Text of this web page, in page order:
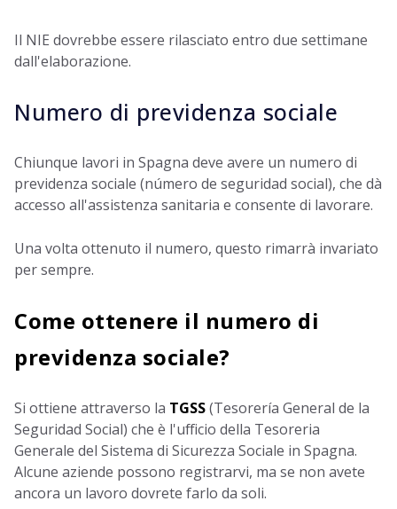
Il NIE dovrebbe essere rilasciato entro due settimane
dall'elaborazione.
Numero di previdenza sociale
Chiunque lavori in Spagna deve avere un numero di
previdenza sociale (número de seguridad social), che dà
accesso all'assistenza sanitaria e consente di lavorare.
Una volta ottenuto il numero, questo rimarrà invariato
per sempre.
Come ottenere il numero di
previdenza sociale?
Si ottiene attraverso la TGSS(Tesorería General de la
Seguridad Social) che è l'ufficio della Tesoreria
Generale del Sistema di Sicurezza Sociale in Spagna.
Alcune aziende possono registrarvi, ma se non avete
ancora un lavoro dovrete farlo da soli.